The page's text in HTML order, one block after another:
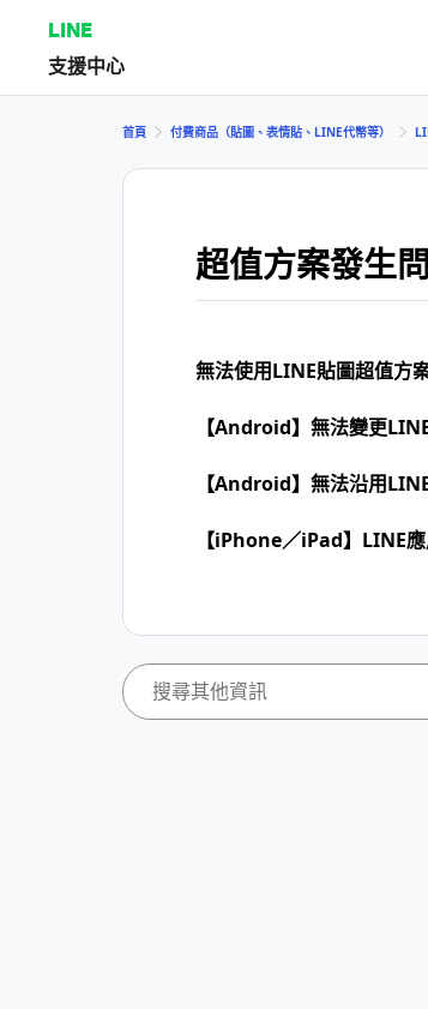
LINE
支援中心
首頁 付費商品（貼圖、表情貼、LINE代幣等）
超值方案發生
無法使用LINE貼圖超值方
【Android】無法變更
【Android】無法沿用
【iPhone／iPad】LINE